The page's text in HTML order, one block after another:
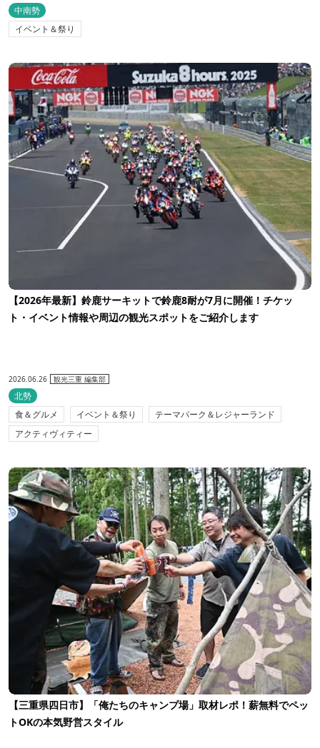
中南勢
イベント＆祭り
【2026年最新】鈴鹿サーキットで鈴鹿8耐が7月に開催！チケッ
ト・イベント情報や周辺の観光スポットをご紹介します
2026.06.26 観光三重 編集部
北勢
食＆グルメ
イベント＆祭り
テーマパーク＆レジャーランド
アクティヴィティー
【三重県四日市】「俺たちのキャンプ場」取材レポ！薪無料でペッ
トOKの本気野営スタイル